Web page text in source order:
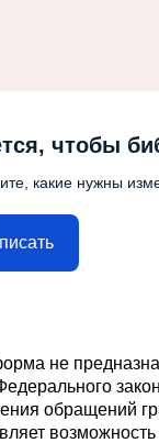
чтобы
какие нужны
не
обращений